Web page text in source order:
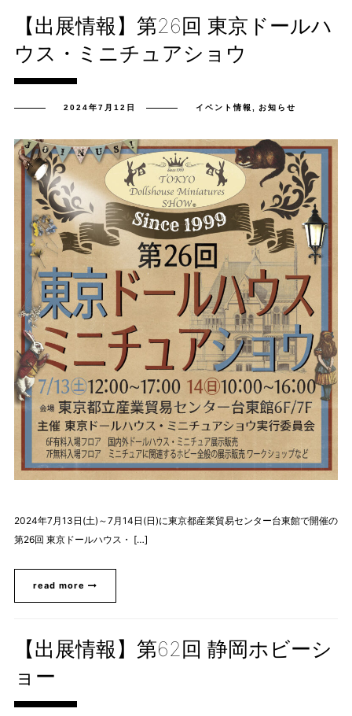
【出展情報】第26回 東京ドールハ
ウス・ミニチュアショウ
2024年7月12日 イベント情報 お知らせ
2024年7月13日(土)～7月14日(日)に東京都産業貿易センター台東館で開催の
第26回 東京ドールハウス・ […]
read more
【出展情報】第62回 静岡ホビーシ
ョー